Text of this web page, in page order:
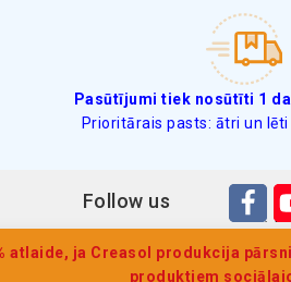
Pasūtījumi tiek nosūtīti 1
Prioritārais pasts: ātri un
Follow us
atlaide, ja Creasol produkcija
produktiem